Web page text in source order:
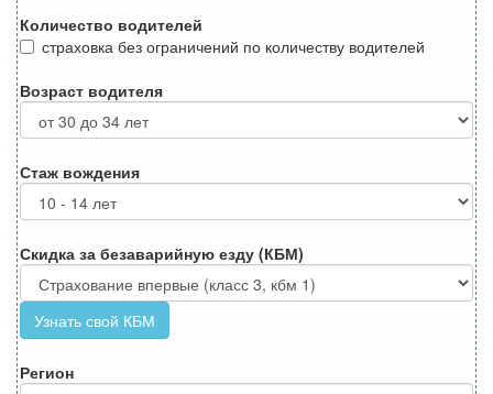
Количество водителей
страховка без ограничений по количеству водителей
Возраст водителя
Стаж вождения
Скидка за безаварийную езду (КБМ)
Узнать свой КБМ
Регион